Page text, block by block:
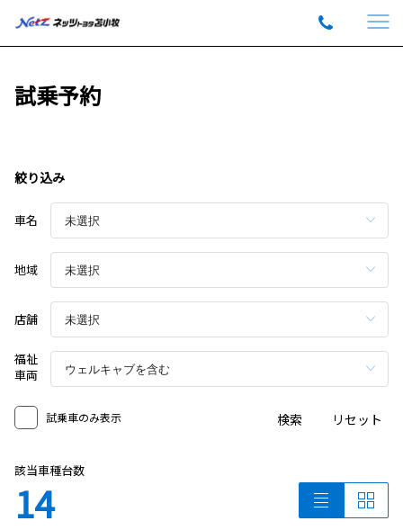
試乗予約
絞り込み
車名
地域
店舗
福祉
車両
試乗車のみ表示 検索 リセット
該当車種台数
14